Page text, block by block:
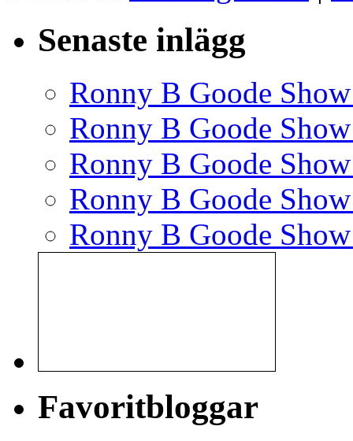
Senaste inlägg
Ronny B Goode
Ronny B Goode
Ronny B Goode
Ronny B Goode
Ronny B Goode
Favoritbloggar